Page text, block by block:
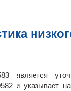
является
и указывает на